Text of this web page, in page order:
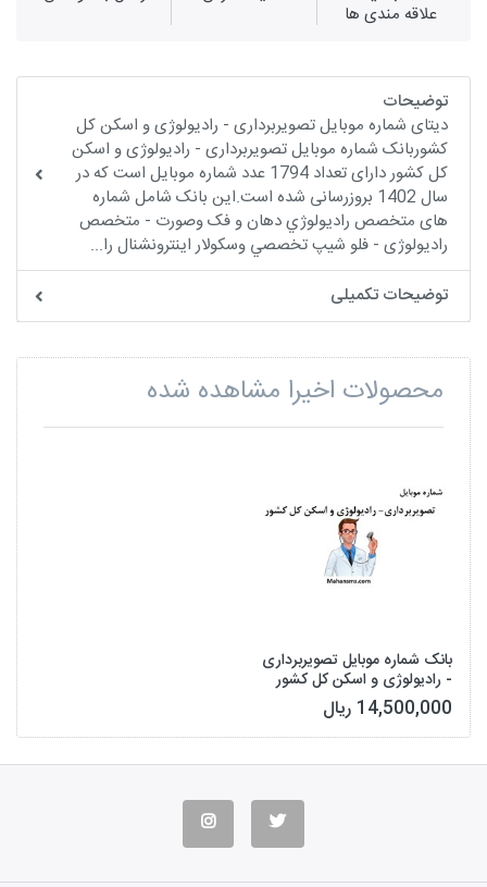
علاقه مندی ها
توضیحات
دیتای شماره موبایل تصویربرداری - رادیولوژی و اسکن کل
کشوربانک شماره موبایل تصویربرداری - رادیولوژی و اسکن
کل کشور دارای تعداد 1794 عدد شماره موبایل است که در
سال 1402 بروزرسانی شده است.این بانک شامل شماره
های متخصص راديولوژي دهان و فک وصورت - متخصص
رادیولوژی - فلو شيپ تخصصي وسکولار اينترونشنال را...
توضیحات تکمیلی
محصولات اخیرا مشاهده شده
بانک شماره موبایل تصویربرداری
- رادیولوژی و اسکن کل کشور
14,500,000 ریال